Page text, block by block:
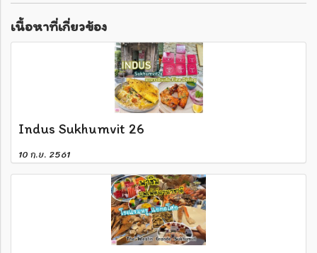
เนื้อหาที่เกี่ยวข้อง
Indus Sukhumvit 26
10 ก.ย. 2561